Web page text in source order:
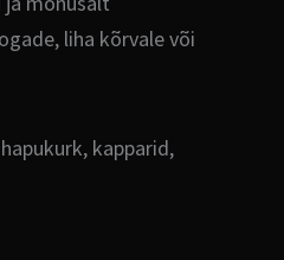
liha kõrvale või
kapparid,